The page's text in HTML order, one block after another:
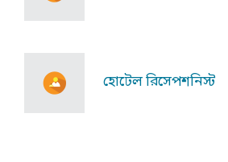
হোটেল রিসেপশনিস্ট